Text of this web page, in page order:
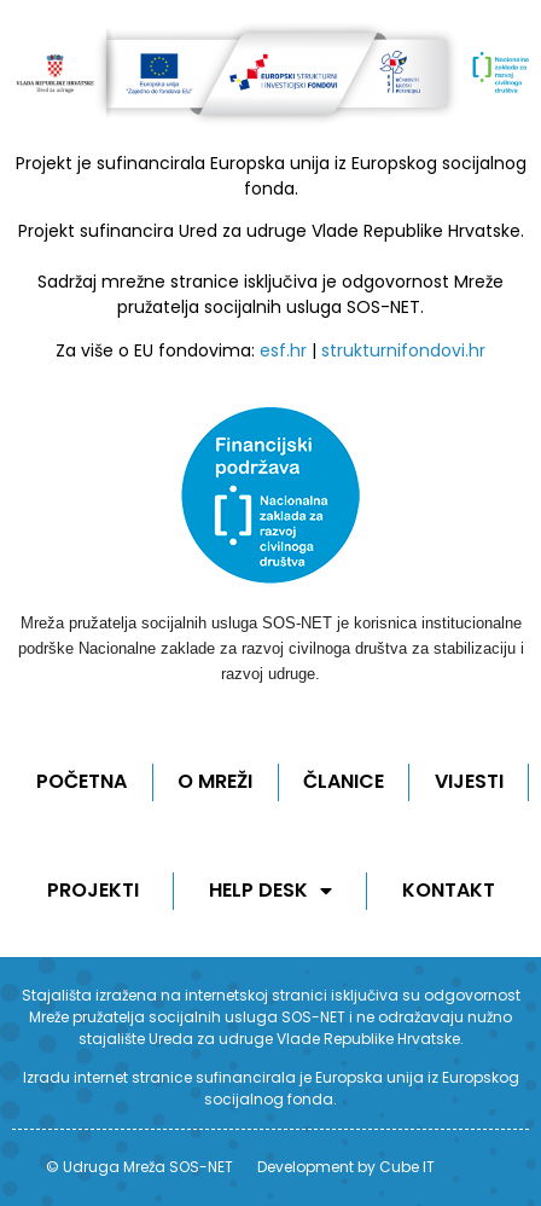
Projekt je sufinancirala Europska unija iz Europskog socijalnog
fonda.
Projekt sufinancira Ured za udruge Vlade Republike Hrvatske.
Sadržaj mrežne stranice isključiva je odgovornost Mreže
pružatelja socijalnih usluga SOS-NET.
Za više o EU fondovima: esf.hr | strukturnifondovi.hr
Mreža pružatelja socijalnih usluga SOS-NET je korisnica institucionalne
podrške Nacionalne zaklade za razvoj civilnoga društva za stabilizaciju i
razvoj udruge.
POČETNA O MREŽI ČLANICE VIJESTI
PROJEKTI HELP DESK KONTAKT
Stajališta izražena na internetskoj stranici isključiva su odgovornost
Mreže pružatelja socijalnih usluga SOS-NET i ne odražavaju nužno
stajalište Ureda za udruge Vlade Republike Hrvatske.
Izradu internet stranice sufinancirala je Europska unija iz Europskog
socijalnog fonda.
© Udruga Mreža SOS-NET Development by Cube IT